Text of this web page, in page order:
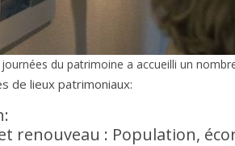
du patrimoine a accueilli un
de lieux patrimoniaux:
renouveau : Population,